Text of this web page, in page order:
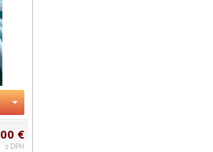
€
s DPH